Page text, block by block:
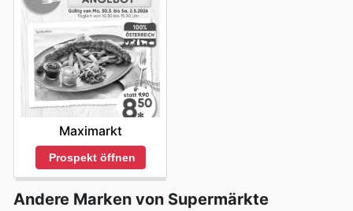
Philosophie. Sie können sich darauf verlassen, dass bei
INTERSPAR immer etwas Besonderes geboten wird, sei
es durch frische Produkte, vielfältige Auswahl oder eben
durch attraktive Preisaktionen, die den Einkauf noch
angenehmer gestalten. Besuchen Sie INTERSPAR's
Website heute, um die besten Angebote zu entdecken
und jetzt zu sparen.
Maximarkt
Prospekt öffnen
Andere Marken von Supermärkte